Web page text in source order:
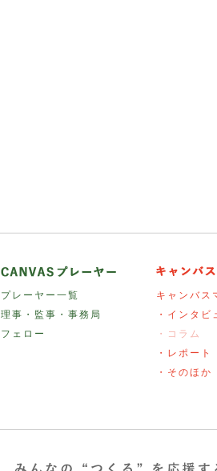
プレーヤー一覧
理事・監事・事務局
フェロー
キャンバス
・インタビ
・コラム
・レポート
・そのほか